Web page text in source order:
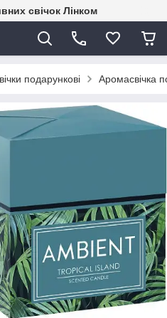
свічок Лінком
подарункові Аромасвічка